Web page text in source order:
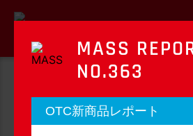
MASS REPORT
マスレポート
MASS
NO.363
OTC新商品レポート